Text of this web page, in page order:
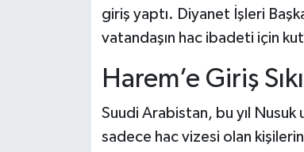
giriş yaptı. Diyanet İşleri
vatandaşın hac ibadeti için
Harem’e Giriş
Suudi Arabistan, bu yıl Nusuk
sadece hac vizesi olan